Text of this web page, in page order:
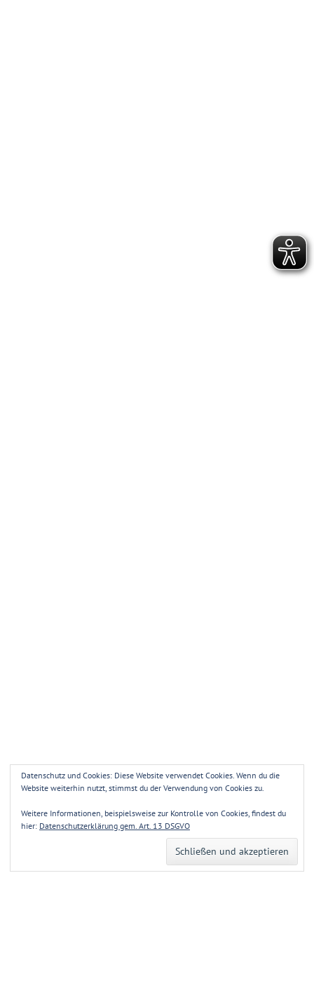
Datenschutz und Cookies: Diese Website verwendet Cookies. Wenn du die
Website weiterhin nutzt, stimmst du der Verwendung von Cookies zu.
Weitere Informationen, beispielsweise zur Kontrolle von Cookies, findest du
hier: Datenschutzerklärung gem. Art. 13 DSGVO